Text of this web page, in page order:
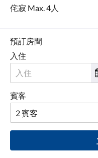
點
一
個」
和
「上
一
按
鈕，
即
可
查
侘寂 Max. 4人
預訂房間
入住
賓客